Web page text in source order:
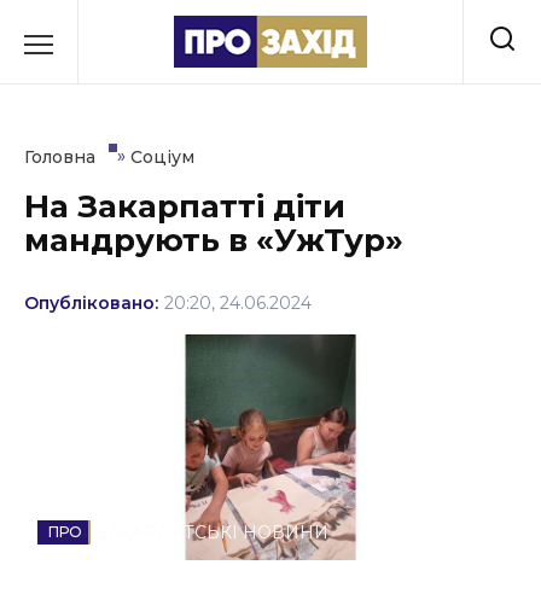
до
Культура
Освіта
Головна » Соціум
На Закарпатті діти
мандрують в «УжТур»
Опубліковано: 20:20, 24.06.2024
ЗАКАРПАТСЬКІ НОВИНИ